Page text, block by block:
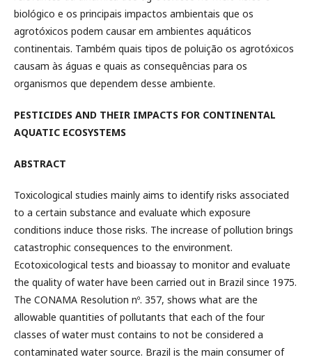
biológico e os principais impactos ambientais que os
agrotóxicos podem causar em ambientes aquáticos
continentais. Também quais tipos de poluição os agrotóxicos
causam às águas e quais as consequências para os
organismos que dependem desse ambiente.
PESTICIDES AND THEIR IMPACTS FOR CONTINENTAL
AQUATIC ECOSYSTEMS
ABSTRACT
Toxicological studies mainly aims to identify risks associated
to a certain substance and evaluate which exposure
conditions induce those risks. The increase of pollution brings
catastrophic consequences to the environment.
Ecotoxicological tests and bioassay to monitor and evaluate
the quality of water have been carried out in Brazil since 1975.
The CONAMA Resolution nº. 357, shows what are the
allowable quantities of pollutants that each of the four
classes of water must contains to not be considered a
contaminated water source. Brazil is the main consumer of